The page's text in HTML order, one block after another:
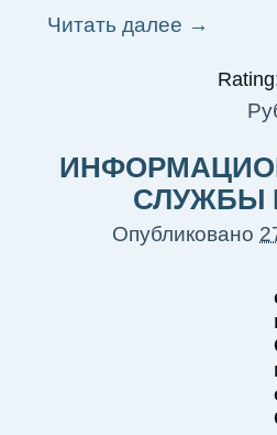
Читать далее →
СЛУЖБЫ
Опубликовано